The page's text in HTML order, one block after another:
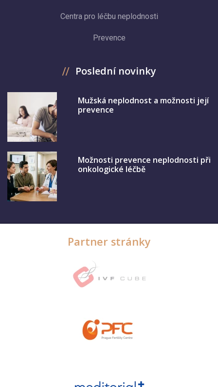
Centra pro léčbu neplodnosti
Prevence
Poslední novinky
Mužská neplodnost a možnosti její
prevence
Možnosti prevence neplodnosti při
onkologické léčbě
Partner stránky